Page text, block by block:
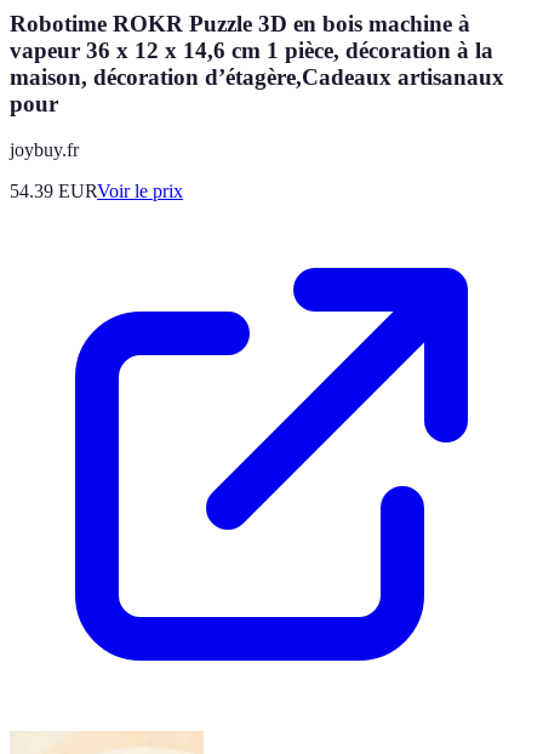
Robotime ROKR Puzzle 3D en bois machine à
vapeur 36 x 12 x 14,6 cm 1 pièce, décoration à la
maison, décoration d’étagère,Cadeaux artisanaux
pour
joybuy.fr
54.39 EURVoir le prix